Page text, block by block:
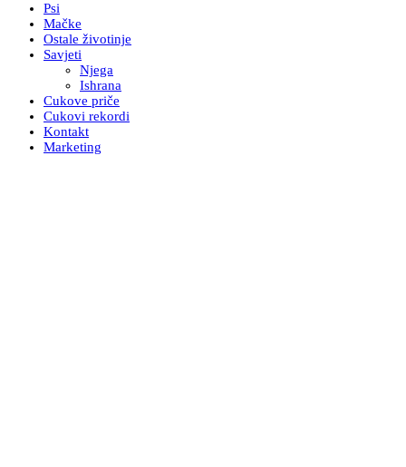
Psi
Mačke
Ostale životinje
Savjeti
Njega
Ishrana
Cukove priče
Cukovi rekordi
Kontakt
Marketing